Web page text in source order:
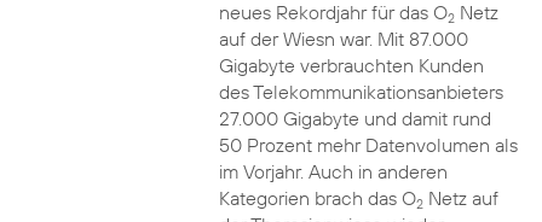
neues Rekordjahr für das O2Netz
auf der Wiesn war. Mit 87.000
Gigabyte verbrauchten Kunden
des Telekommunikationsanbieters
27.000 Gigabyte und damit rund
50 Prozent mehr Datenvolumen als
im Vorjahr. Auch in anderen
Kategorien brach das O2Netz auf